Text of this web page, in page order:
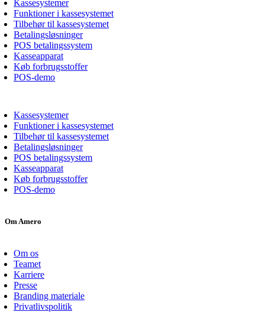
Kassesystemer
Funktioner i kassesystemet
Tilbehør til kassesystemet
Betalingsløsninger
POS betalingssystem
Kasseapparat
Køb forbrugsstoffer
POS-demo
Kassesystemer
Funktioner i kassesystemet
Tilbehør til kassesystemet
Betalingsløsninger
POS betalingssystem
Kasseapparat
Køb forbrugsstoffer
POS-demo
Om Amero
Om os
Teamet
Karriere
Presse
Branding materiale
Privatlivspolitik